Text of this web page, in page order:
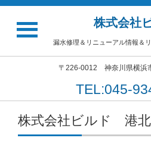
株式会社
漏水修理＆リニューアル情報＆
〒226-0012 神奈川県横浜
TEL:045-
株式会社ビルド 港